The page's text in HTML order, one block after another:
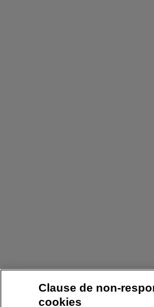
Clause de non-
cookies